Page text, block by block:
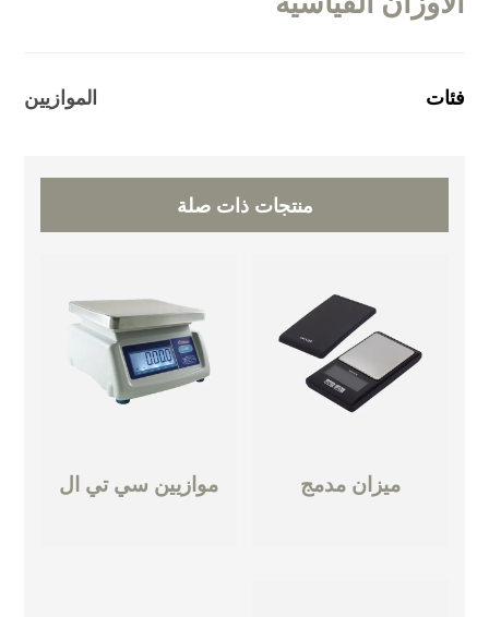
فئات الموازيين
منتجات ذات صلة
ميزان مدمج موازيين سي تي ال